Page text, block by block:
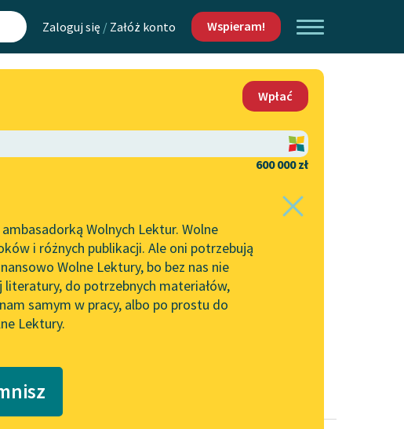
Zaloguj się / Załóż konto Wspieram!
Lektur
Wolnych Lektur
w formacie PDF
Kontakt
O projekcie
Zasady wykorzystania
Wolnych Lektur
Logotypy
Materiały promocyjne
Wpłać
600 000 zł
Wolnych Lektur. Wolne
i różnych publikacji. Ale oni potrzebują
Wolne Lektury, bo bez nas nie
do potrzebnych materiałów,
samym w pracy, albo po prostu do
Lektury.